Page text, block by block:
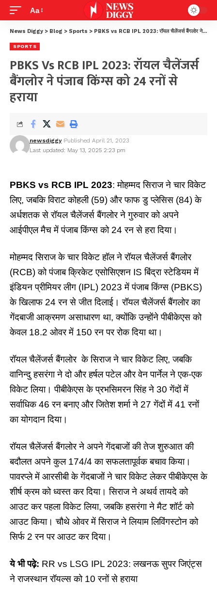
Aa
News Diggy > Blog > Sports > PBKS vs RCB IPL 2023: रॉयल चैलेंजर्स बैंगलोर ने पंजाब किंग्स को 24 रनों से हराया
SPORTS
PBKS Vs RCB IPL 2023: रॉयल चैलेंजर्स
बैंगलोर ने पंजाब किंग्स को 24 रनों से
हराया
Last updated: May 13, 2025 2:23 pm
newsdiggy Published April 21, 2023
PBKS vs RCB IPL 2023: मोहम्मद सिराज ने चार विकेट
लिए, जबकि विराट कोहली (59) और फाफ डु प्लेसिस (84) के
अर्धशतक से रॉयल चैलेंजर्स बैंगलोर ने गुरुवार को अपने
आईपीएल मैच में पंजाब किंग्स को 24 रन से हरा दिया।
मोहम्मद सिराज के चार विकेट हॉल ने रॉयल चैलेंजर्स बैंगलोर
(RCB) को पंजाब क्रिकेट एसोसिएशन IS बिंद्रा स्टेडियम में
इंडियन प्रीमियर लीग (IPL) 2023 में पंजाब किंग्स (PBKS)
के खिलाफ 24 रन से जीत दिलाई। रॉयल चैलेंजर्स बैंगलोर का
गेंदबाजी आक्रमण असाधारण था, क्योंकि उन्होंने पीबीकेएस को
केवल 18.2 ओवर में 150 रन पर रोक दिया था।
रॉयल चैलेंजर्स बैंगलोर के सिराज ने चार विकेट लिए, जबकि
वानिन्दु हसरंगा ने दो और हर्षल पटेल और वेन पार्नेल ने एक-एक
विकेट लिया।पीबीकेएसके प्रभसिमरन सिंह ने 30 गेंदों में
सर्वाधिक 46 रन बनाए और जितेश शर्मा ने 27 गेंदों में 41 रनों
का योगदान दिया।
रॉयल चैलेंजर्स बैंगलोर ने अपने गेंदबाजों की तेज शुरुआत की
बदौलत अपने कुल 174/4 का सफलतापूर्वक बचाव किया।
पावरप्ले में आरसीबी के गेंदबाजों ने चार विकेट लेकर पीबीकेएस के
शीर्ष क्रम को ध्वस्त कर दिया। सिराज ने अथर्व तायदे को
आउट कर पहला विकेट लिया, जबकि हसरंगा ने मैट शॉर्ट को
आउट किया। चौथे ओवर में सिराज ने लियाम लिविंगस्टोन को
सिर्फ 2 रन पर आउट कर दिया।
ये भी पढ़े: RR vs LSG IPL 2023: लखनऊ सुपर जिएंट्स
ने राजस्थान रॉयल्स को 10 रनों से हराया